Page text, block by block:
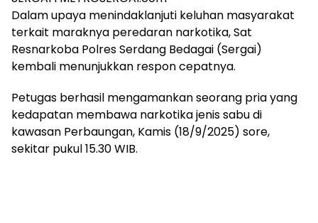
Dalam upaya menindaklanjuti keluhan masyarakat
terkait maraknya peredaran narkotika, Sat
Resnarkoba Polres Serdang Bedagai (Sergai)
kembali menunjukkan respon cepatnya.
Petugas berhasil mengamankan seorang pria yang
kedapatan membawa narkotika jenis sabu di
kawasan Perbaungan, Kamis (18/9/2025) sore,
sekitar pukul 15.30 WIB.